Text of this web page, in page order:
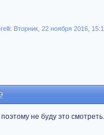
Вторник, 22 ноября 2016,
не буду это смотреть.